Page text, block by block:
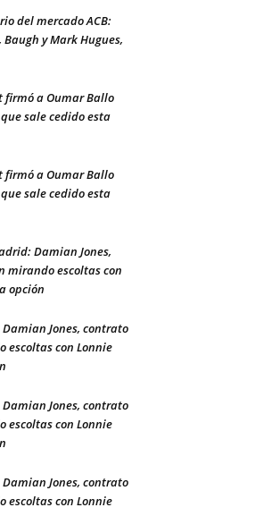
del mercado ACB:
y Mark Hugues,
firmó a Oumar Ballo
sale cedido esta
firmó a Oumar Ballo
sale cedido esta
Damian Jones,
mirando escoltas con
opción
Jones, contrato
escoltas con Lonnie
Jones, contrato
escoltas con Lonnie
Jones, contrato
escoltas con Lonnie